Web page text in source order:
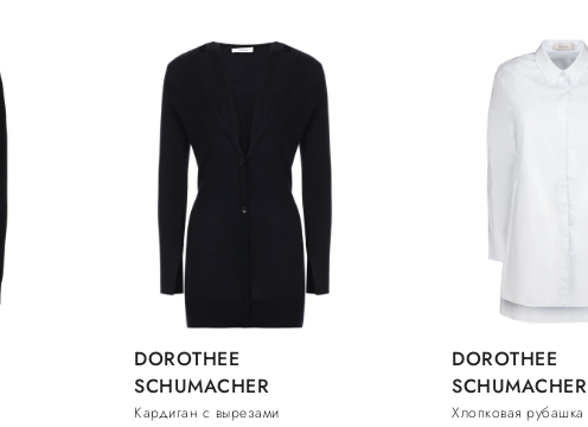
DOROTHEE
SCHUMACHER
Кардиган с вырезами
DOROTHEE
SCHUMACHER
Хлопковая рубашка